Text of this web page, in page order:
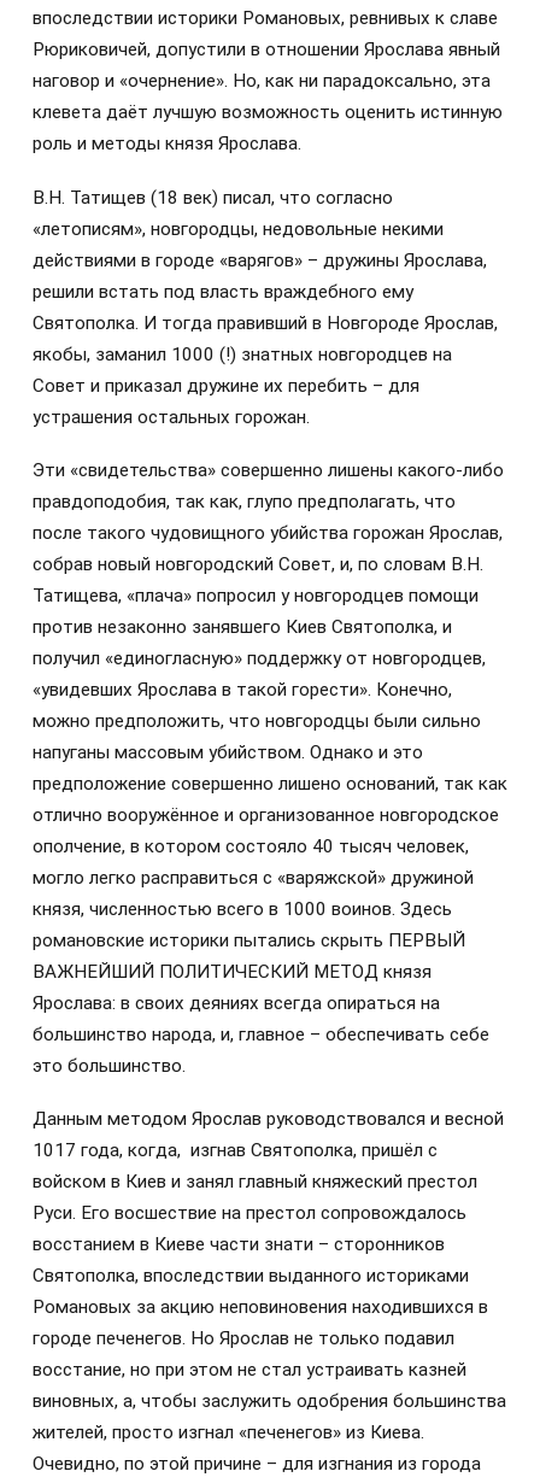
впоследствии историки Романовых, ревнивых к славе
Рюриковичей, допустили в отношении Ярослава явный
наговор и «очернение». Но, как ни парадоксально, эта
клевета даёт лучшую возможность оценить истинную
роль и методы князя Ярослава.
В.Н. Татищев (18 век) писал, что согласно
«летописям», новгородцы, недовольные некими
действиями в городе «варягов» – дружины Ярослава,
решили встать под власть враждебного ему
Святополка. И тогда правивший в Новгороде Ярослав,
якобы, заманил 1000 (!) знатных новгородцев на
Совет и приказал дружине их перебить – для
устрашения остальных горожан.
Эти «свидетельства» совершенно лишены какого-либо
правдоподобия, так как, глупо предполагать, что
после такого чудовищного убийства горожан Ярослав,
собрав новый новгородский Совет, и, по словам В.Н.
Татищева, «плача» попросил у новгородцев помощи
против незаконно занявшего Киев Святополка, и
получил «единогласную» поддержку от новгородцев,
«увидевших Ярослава в такой горести». Конечно,
можно предположить, что новгородцы были сильно
напуганы массовым убийством. Однако и это
предположение совершенно лишено оснований, так как
отлично вооружённое и организованное новгородское
ополчение, в котором состояло 40 тысяч человек,
могло легко расправиться с «варяжской» дружиной
князя, численностью всего в 1000 воинов. Здесь
романовские историки пытались скрыть ПЕРВЫЙ
ВАЖНЕЙШИЙ ПОЛИТИЧЕСКИЙ МЕТОД князя
Ярослава: в своих деяниях всегда опираться на
большинство народа, и, главное – обеспечивать себе
это большинство.
Данным методом Ярослав руководствовался и весной
1017 года, когда, изгнав Святополка, пришёл с
войском в Киев и занял главный княжеский престол
Руси. Его восшествие на престол сопровождалось
восстанием в Киеве части знати – сторонников
Святополка, впоследствии выданного историками
Романовых за акцию неповиновения находившихся в
городе печенегов. Но Ярослав не только подавил
восстание, но при этом не стал устраивать казней
виновных, а, чтобы заслужить одобрения большинства
жителей, просто изгнал «печенегов» из Киева.
Очевидно, по этой причине – для изгнания из города